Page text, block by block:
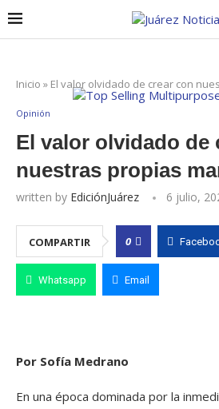
Inicio » El valor olvidado de crear con
Opinión
El valor olvidado de
nuestras propias
written by EdiciónJuárez 6 julio,
COMPARTIR 0
Whatsapp Email
Por Sofía Medrano
En una época dominada por la